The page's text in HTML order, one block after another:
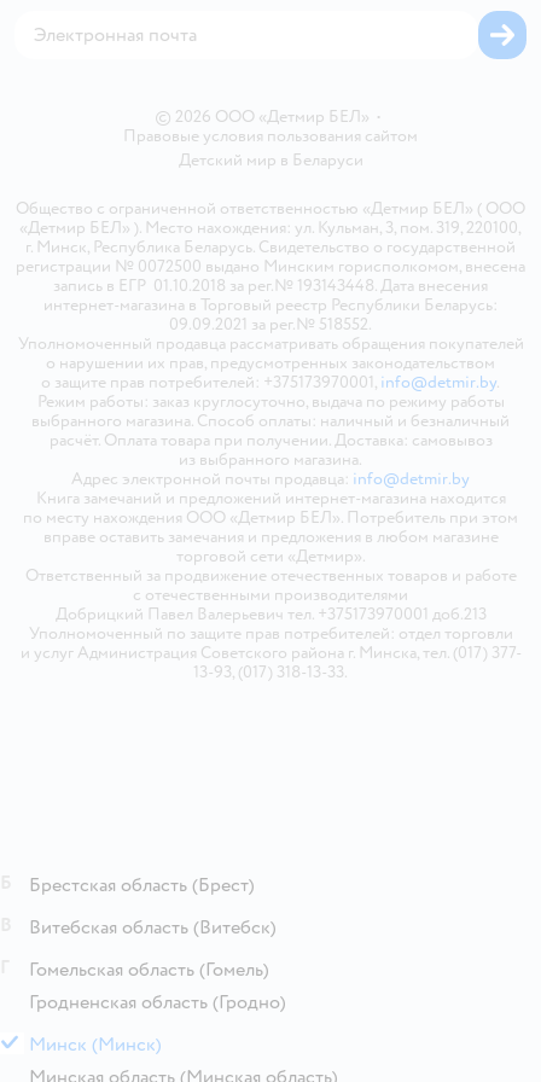
© 2026 ООО «Детмир БЕЛ» •
Правовые условия пользования сайтом
Детский мир в Беларуси
Общество с ограниченной ответственностью «Детмир БЕЛ» ( ООО
«Детмир БЕЛ» ). Место нахождения: ул. Кульман, 3, пом. 319, 220100,
г. Минск, Республика Беларусь. Свидетельство о государственной
регистрации № 0072500 выдано Минским горисполкомом, внесена
запись в ЕГР 01.10.2018 за рег.№ 193143448. Дата внесения
интернет-магазина в Торговый реестр Республики Беларусь:
09.09.2021 за рег.№ 518552.
Уполномоченный продавца рассматривать обращения покупателей
о нарушении их прав, предусмотренных законодательством
о защите прав потребителей: +375173970001, info@detmir.by.
Режим работы: заказ круглосуточно, выдача по режиму работы
выбранного магазина. Способ оплаты: наличный и безналичный
расчёт. Оплата товара при получении. Доставка: самовывоз
из выбранного магазина.
Адрес электронной почты продавца: info@detmir.by
Книга замечаний и предложений интернет-магазина находится
по месту нахождения ООО «Детмир БЕЛ». Потребитель при этом
вправе оставить замечания и предложения в любом магазине
торговой сети «Детмир».
Ответственный за продвижение отечественных товаров и работе
с отечественными производителями
Добрицкий Павел Валерьевич тел. +375173970001 доб.213
Уполномоченный по защите прав потребителей: отдел торговли
и услуг Администрация Советского района г. Минска, тел. (017) 377-
13-93, (017) 318-13-33.
Брестская область (Брест)
Витебская область (Витебск)
Гомельская область (Гомель)
Гродненская область (Гродно)
М Минск (Минск)
Минская область (Минская область)